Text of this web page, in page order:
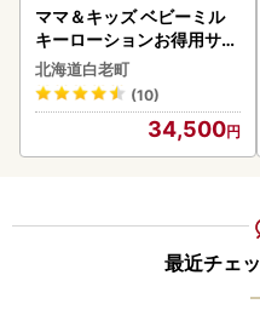
ママ＆キッズ ベビーミル
キーローションお得用サイ
ズ 380ml 2本セット CH21
0
北海道白老町
(10)
34,500
最近チェ